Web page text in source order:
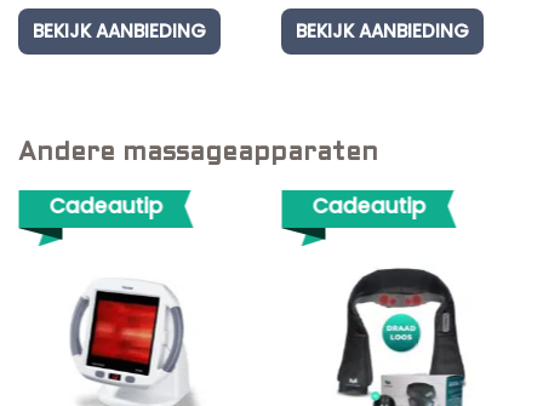
4.00
out of 5
BEKIJK AANBIEDING
4.00
out of 5
BEKIJK AANBIEDING
Andere massageapparaten
Cadeautip Cadeautip